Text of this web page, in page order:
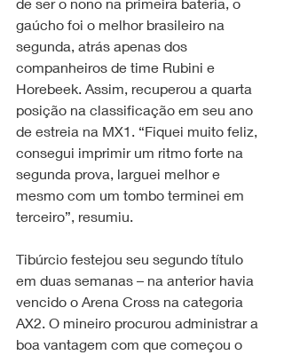
gaúcho foi o melhor brasileiro na
segunda, atrás apenas dos
companheiros de time Rubini e
Horebeek. Assim, recuperou a quarta
posição na classificação em seu ano
de estreia na MX1. “Fiquei muito feliz,
consegui imprimir um ritmo forte na
segunda prova, larguei melhor e
mesmo com um tombo terminei em
terceiro”, resumiu.
Tibúrcio festejou seu segundo título
em duas semanas – na anterior havia
vencido o Arena Cross na categoria
AX2. O mineiro procurou administrar a
boa vantagem com que começou o